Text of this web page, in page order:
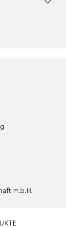
m.b.H.